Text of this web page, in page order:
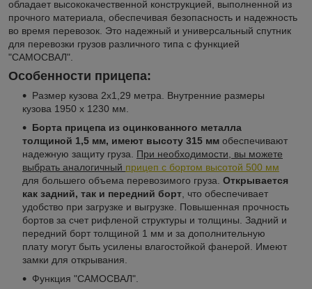
обладает высококачественной конструкцией, выполненной из
прочного материала, обеспечивая безопасность и надежность
во время перевозок. Это надежный и универсальный спутник
для перевозки грузов различного типа с функцией
"САМОСВАЛ".
Особенности прицепа:
Размер кузова 2х1,29 метра. Внутренние размеры
кузова 1950 х 1230 мм.
Борта прицепа из оцинкованного металла
толщиной 1,5 мм, имеют высоту 315 мм обеспечивают
надежную защиту груза. При необходимости, вы можете
выбрать аналогичный прицеп с бортом высотой 500 мм
для большего объема перевозимого груза. Открывается
как задний, так и передний борт , что обеспечивает
удобство при загрузке и выгрузке. Повышенная прочность
бортов за счет рифленой структуры и толщины. Задний и
передний борт толщиной 1 мм и за дополнительную
плату могут быть усилены влагостойкой фанерой. Имеют
замки для открывания.
Функция "САМОСВАЛ".